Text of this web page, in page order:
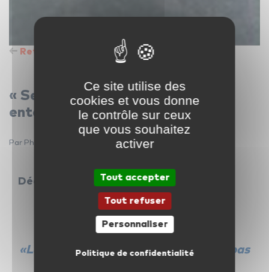
Retour à la liste des articles
« Seuls les bons musiciens
entendent ce qu’ils vont jouer »
Par Philippe Barraud — 3 décembre 2015
Découvrez l’auteur de cette citation…
«Les mauvais musiciens n’entendent pas
Ce site utilise des
cookies et vous donne
le contrôle sur ceux
que vous souhaitez
activer
Tout accepter
Tout refuser
Personnaliser
Politique de confidentialité